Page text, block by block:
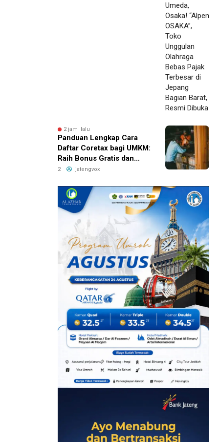
2 jam lalu
Panduan Lengkap Cara
Daftar Coretax bagi UMKM:
Raih Bonus Gratis dan
Tingkatkan Penjualan
2 jatengvox